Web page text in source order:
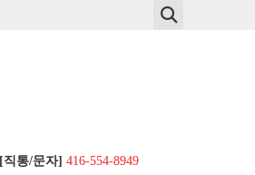
[직통/문자] 416-554-8949